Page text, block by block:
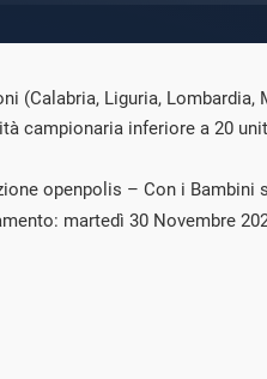
(Calabria, Liguria,
campionaria inferiore a 20
openpolis – Con i Bambini
martedì 30 Novembre